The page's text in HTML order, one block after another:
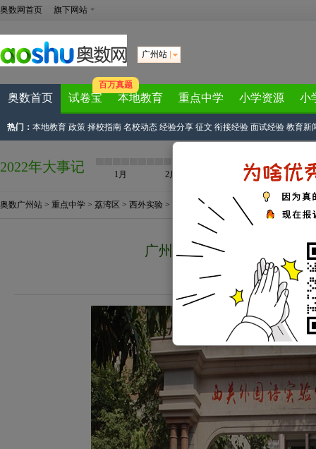
奥数网首页 旗下网站
广州站
奥数首页 试卷宝
百万真题
本地教育 重点中学 小学资源 小
热门： 本地教育 政策 择校指南 名校动态 经验分享 征文 衔接经验 面试经验 教育新
2022年大事记 1月 2月 4月
奥数广州站 > 重点中学 > 荔湾区 > 西外实验 > 正文
广州名校盘点之西关外国
广州奥数网原创2013-05-07